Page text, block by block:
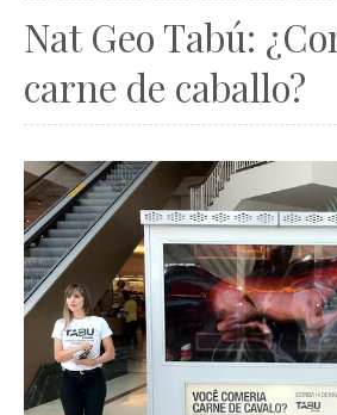
Nat Geo Tabú:
carne de caballo?